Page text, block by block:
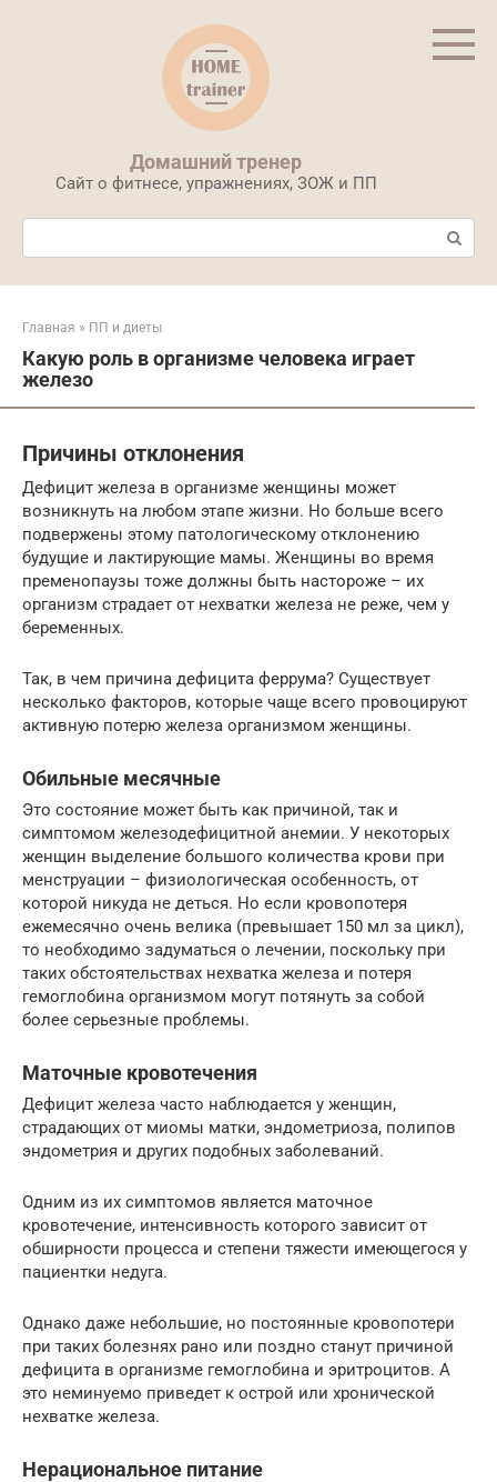
Домашний тренер
Сайт о фитнесе, упражнениях, ЗОЖ и ПП
Поиск:
Главная » ПП и диеты
Какую роль в организме человека играет
железо
Причины отклонения
Дефицит железа в организме женщины может
возникнуть на любом этапе жизни. Но больше всего
подвержены этому патологическому отклонению
будущие и лактирующие мамы. Женщины во время
пременопаузы тоже должны быть настороже – их
организм страдает от нехватки железа не реже, чем у
беременных.
Так, в чем причина дефицита феррума? Существует
несколько факторов, которые чаще всего провоцируют
активную потерю железа организмом женщины.
Обильные месячные
Это состояние может быть как причиной, так и
симптомом железодефицитной анемии. У некоторых
женщин выделение большого количества крови при
менструации – физиологическая особенность, от
которой никуда не деться. Но если кровопотеря
ежемесячно очень велика (превышает 150 мл за цикл),
то необходимо задуматься о лечении, поскольку при
таких обстоятельствах нехватка железа и потеря
гемоглобина организмом могут потянуть за собой
более серьезные проблемы.
Маточные кровотечения
Дефицит железа часто наблюдается у женщин,
страдающих от миомы матки, эндометриоза, полипов
эндометрия и других подобных заболеваний.
Одним из их симптомов является маточное
кровотечение, интенсивность которого зависит от
обширности процесса и степени тяжести имеющегося у
пациентки недуга.
Однако даже небольшие, но постоянные кровопотери
при таких болезнях рано или поздно станут причиной
дефицита в организме гемоглобина и эритроцитов. А
это неминуемо приведет к острой или хронической
нехватке железа.
Нерациональное питание